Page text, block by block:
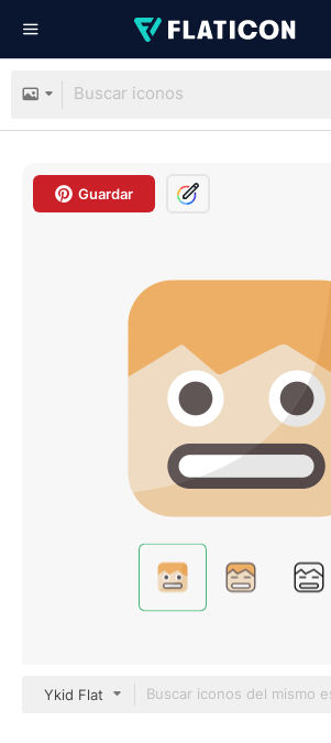
Guardar
Ykid Flat